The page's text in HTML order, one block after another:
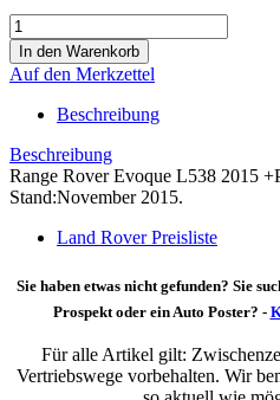
Auf den Merkzettel
Beschreibung
Beschreibung
Range Rover Evoque L538 2015
Stand:November 2015.
Land Rover Preisliste
Sie haben etwas nicht gefunden? Sie
Prospekt oder ein Auto Poster? -
Für alle Artikel gilt:
Vertriebswege vorbehalten. Wir